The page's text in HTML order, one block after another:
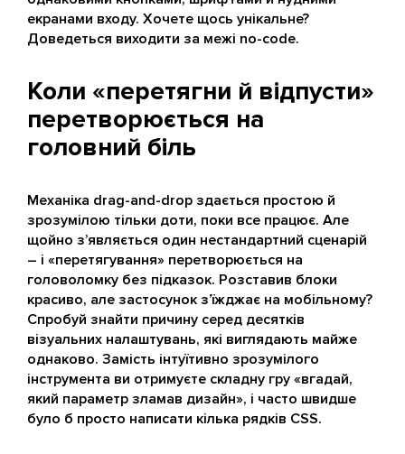
екранами входу. Хочете щось унікальне?
Доведеться виходити за межі no-code.
Коли «перетягни й відпусти»
перетворюється на
головний біль
Механіка drag-and-drop здається простою й
зрозумілою тільки доти, поки все працює. Але
щойно з’являється один нестандартний сценарій
– і «перетягування» перетворюється на
головоломку без підказок. Розставив блоки
красиво, але застосунок з’їжджає на мобільному?
Спробуй знайти причину серед десятків
візуальних налаштувань, які виглядають майже
однаково. Замість інтуїтивно зрозумілого
інструмента ви отримуєте складну гру «вгадай,
який параметр зламав дизайн», і часто швидше
було б просто написати кілька рядків CSS.